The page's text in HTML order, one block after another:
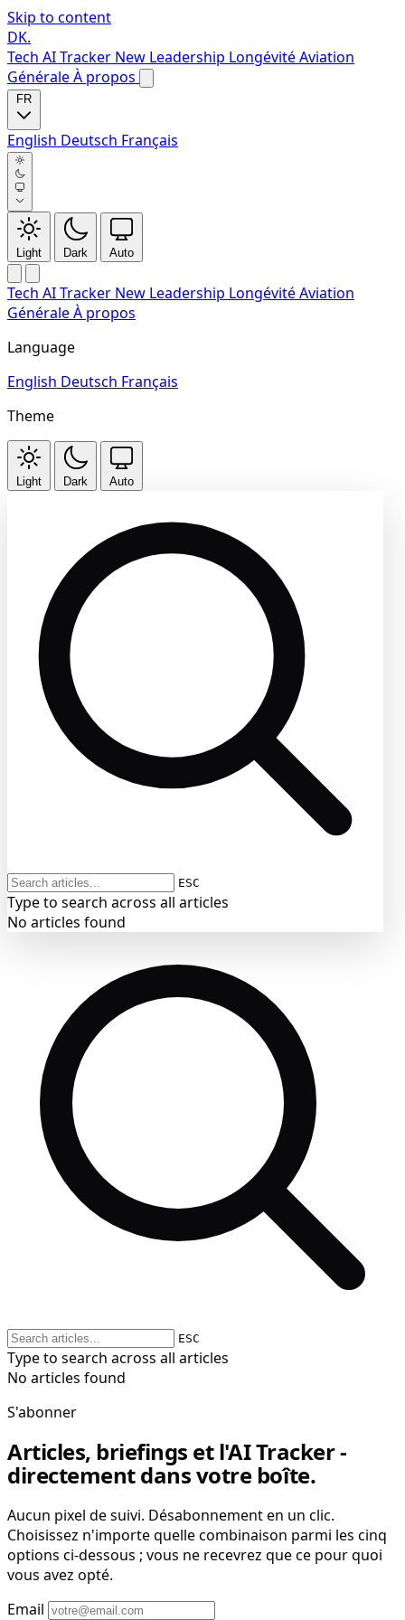
Skip to content
DK.
Tech AI Tracker New Leadership LongévitéAviation
GénéraleÀ propos
English Deutsch Français
Light Dark Auto
Tech AI Tracker New Leadership LongévitéAviation
GénéraleÀ propos
Language
English Deutsch Français
Theme
Light Dark Auto
ESC
Type to search across all articles
No articles found
ESC
Type to search across all articles
No articles found
S'abonner
Articles, briefings et l'AI Tracker -
directement dans votre boîte.
Aucun pixel de suivi. Désabonnement en un clic.
Choisissez n'importe quelle combinaison parmi les cinq
options ci-dessous ; vous ne recevrez que ce pour quoi
vous avez opté.
Email